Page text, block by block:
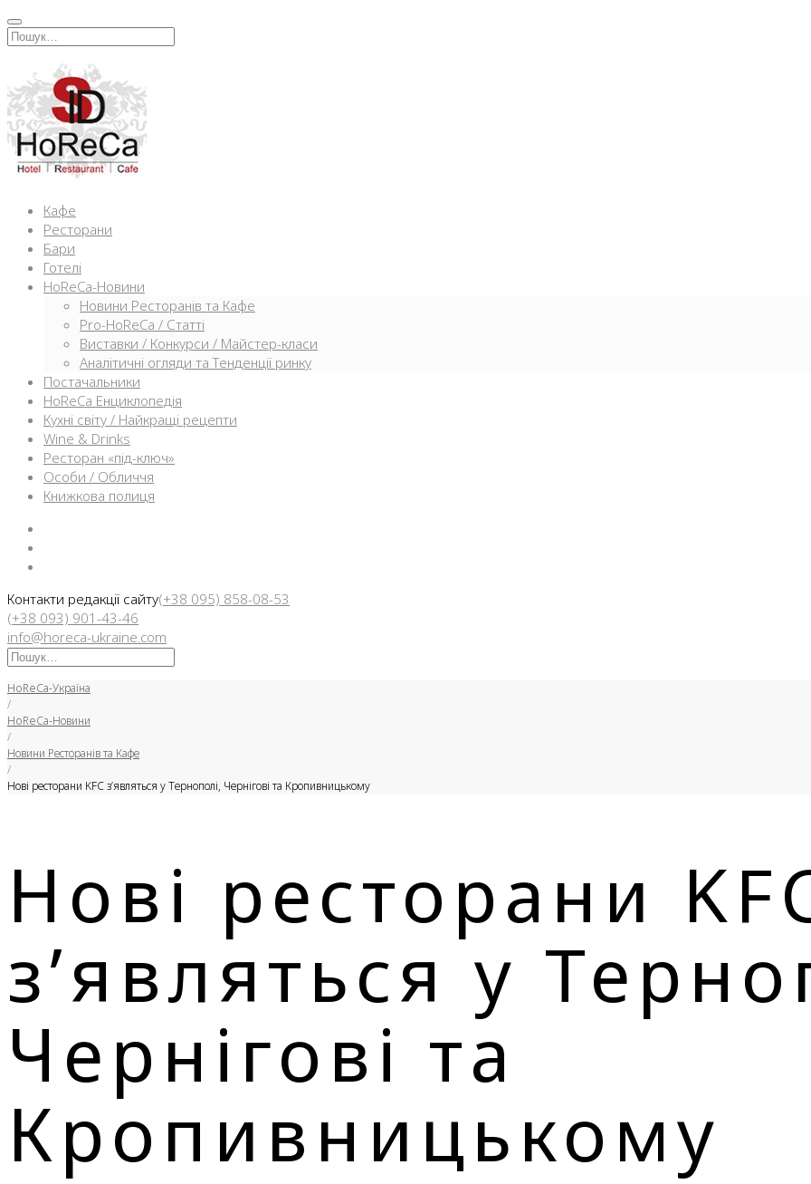
Перейти
кИскать:
Кафе
Ресторани
Бари
Готелі
HoReCa-Новини
Новини Ресторанів та Кафе
Pro-HoReCa / Статті
Виставки / Конкурси / Майстер-класи
Аналітичні огляди та Тенденції ринку
Постачальники
HoReCa Енциклопедія
Кухні світу / Найкращі рецепти
Wine & Drinks
Ресторан «під-ключ»
Особи / Обличчя
Книжкова полиця
Контакти редакції сайту(+38 095) 858-08-53
(+38 093) 901-43-46
info@horeca-ukraine.com
Искать:
HoReCa-Україна
/
HoReCa-Новини
/
Новини Ресторанів та Кафе
/
Нові ресторани KFC з’являться у Тернополі, Чернігові та Кропивницькому
Нові ресторани
з’являться у
Чернігові та
Кропивницькому